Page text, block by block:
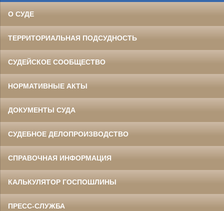
О СУДЕ
ТЕРРИТОРИАЛЬНАЯ ПОДСУДНОСТЬ
СУДЕЙСКОЕ СООБЩЕСТВО
НОРМАТИВНЫЕ АКТЫ
ДОКУМЕНТЫ СУДА
СУДЕБНОЕ ДЕЛОПРОИЗВОДСТВО
СПРАВОЧНАЯ ИНФОРМАЦИЯ
КАЛЬКУЛЯТОР ГОСПОШЛИНЫ
ПРЕСС-СЛУЖБА